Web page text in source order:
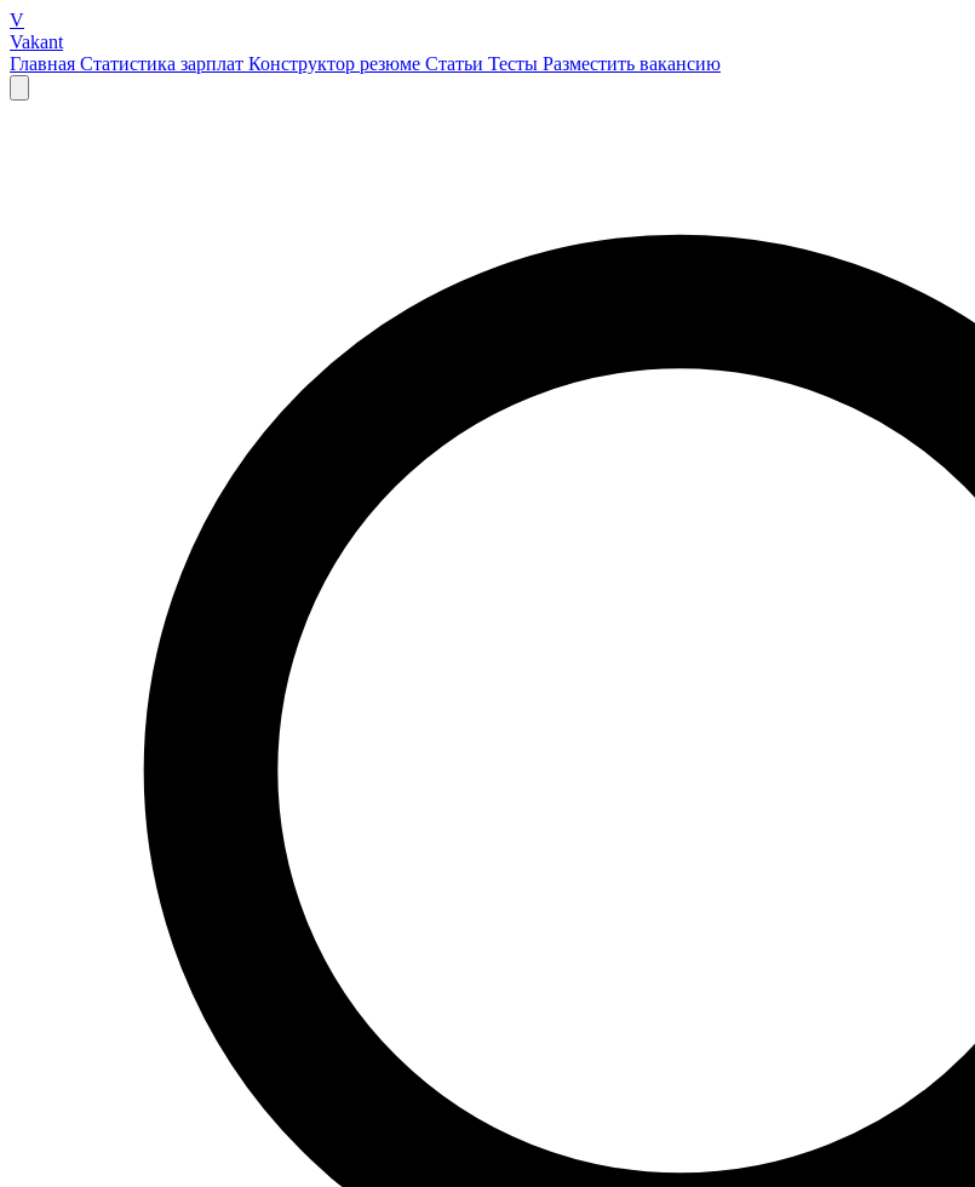
V
Vakant
Главная Статистика зарплат Конструктор резюме Статьи Тесты Разместить вакансию